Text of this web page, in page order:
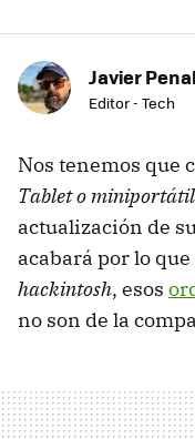
Javier
Editor - Tech
Nos tenemos que
Tablet o miniportátil
actualización de
acabará por lo
hackintosh, esos
no son de la